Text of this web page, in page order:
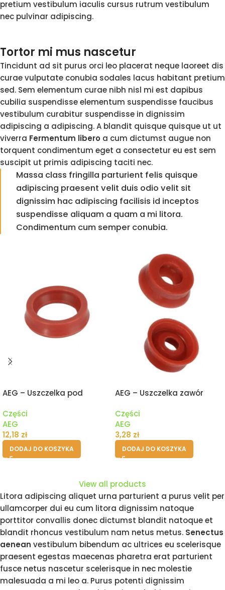
pretium vestibulum iaculis cursus rutrum vestibulum
nec pulvinar adipiscing.
Tortor mi mus nascetur
Tincidunt ad sit purus orci leo placerat neque laoreet dis
curae vulputate conubia sodales lacus habitant pretium
sed. Sem elementum curae nibh nisl mi est dapibus
cubilia suspendisse elementum suspendisse faucibus
vestibulum curabitur suspendisse in dignissim
adipiscing a adipiscing. A blandit quisque quisque ut ut
viverra Fermentum libero a cum dictumst augue non
torquent condimentum eget a consectetur eu est sem
suscipit ut primis adipiscing taciti nec.
Massa class fringilla parturient felis quisque
adipiscing praesent velit duis odio velit sit
dignissim hac adipiscing facilisis id inceptos
suspendisse aliquam a quam a mi litora.
Condimentum cum semper conubia.
AEG – Uszczelka pod
ekspresu
Części
AEG
12,18 zł
DODAJ DO KOSZYKA
AEG – Uszczelka zawór
Części
AEG
3,28 zł
DODAJ DO KOSZYKA
View all products
Litora adipiscing aliquet urna parturient a purus velit per
ullamcorper dui eu cum litora dignissim natoque
porttitor convallis donec dictumst blandit natoque et
blandit rhoncus vestibulum nam netus metus. Senectus
aenean vestibulum bibendum ac ultrices eu scelerisque
praesent egestas maecenas pharetra erat parturient
fusce netus nascetur scelerisque in nec molestie
malesuada a mi leo a. Purus potenti dignissim